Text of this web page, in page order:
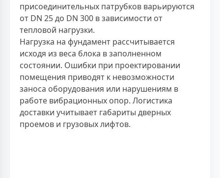
присоединительных патрубков варьируются
от DN 25 до DN 300 в зависимости от
тепловой нагрузки.
Нагрузка на фундамент рассчитывается
исходя из веса блока в заполненном
состоянии. Ошибки при проектировании
помещения приводят к невозможности
заноса оборудования или нарушениям в
работе вибрационных опор. Логистика
доставки учитывает габариты дверных
проемов и грузовых лифтов.